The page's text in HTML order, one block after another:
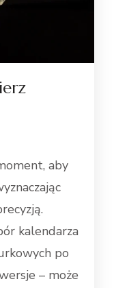
aby
kalendarza
po
– może